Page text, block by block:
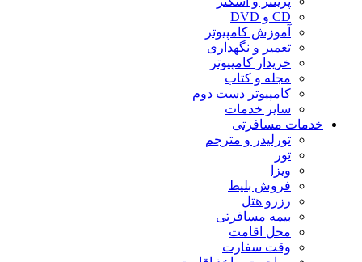
CD و DVD
آموزش کامپیوتر
تعمیر و نگهداری
خریدار کامپیوتر
مجله و کتاب
کامپیوتر دست دوم
سایر خدمات
خدمات مسافرتی
تورلیدر و مترجم
تور
ویزا
فروش بلیط
رزرو هتل
بیمه مسافرتی
محل اقامت
وقت سفارت